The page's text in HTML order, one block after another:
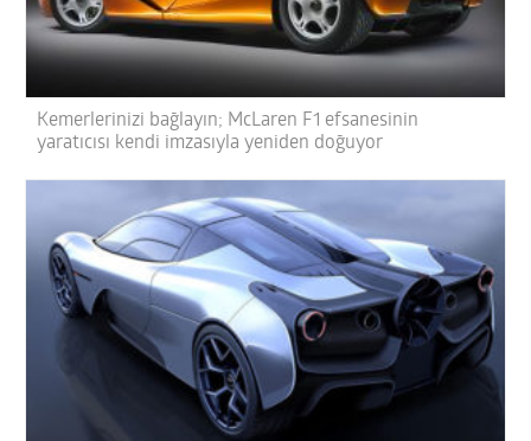
Kemerlerinizi bağlayın; McLaren F1 efsanesinin
yaratıcısı kendi imzasıyla yeniden doğuyor